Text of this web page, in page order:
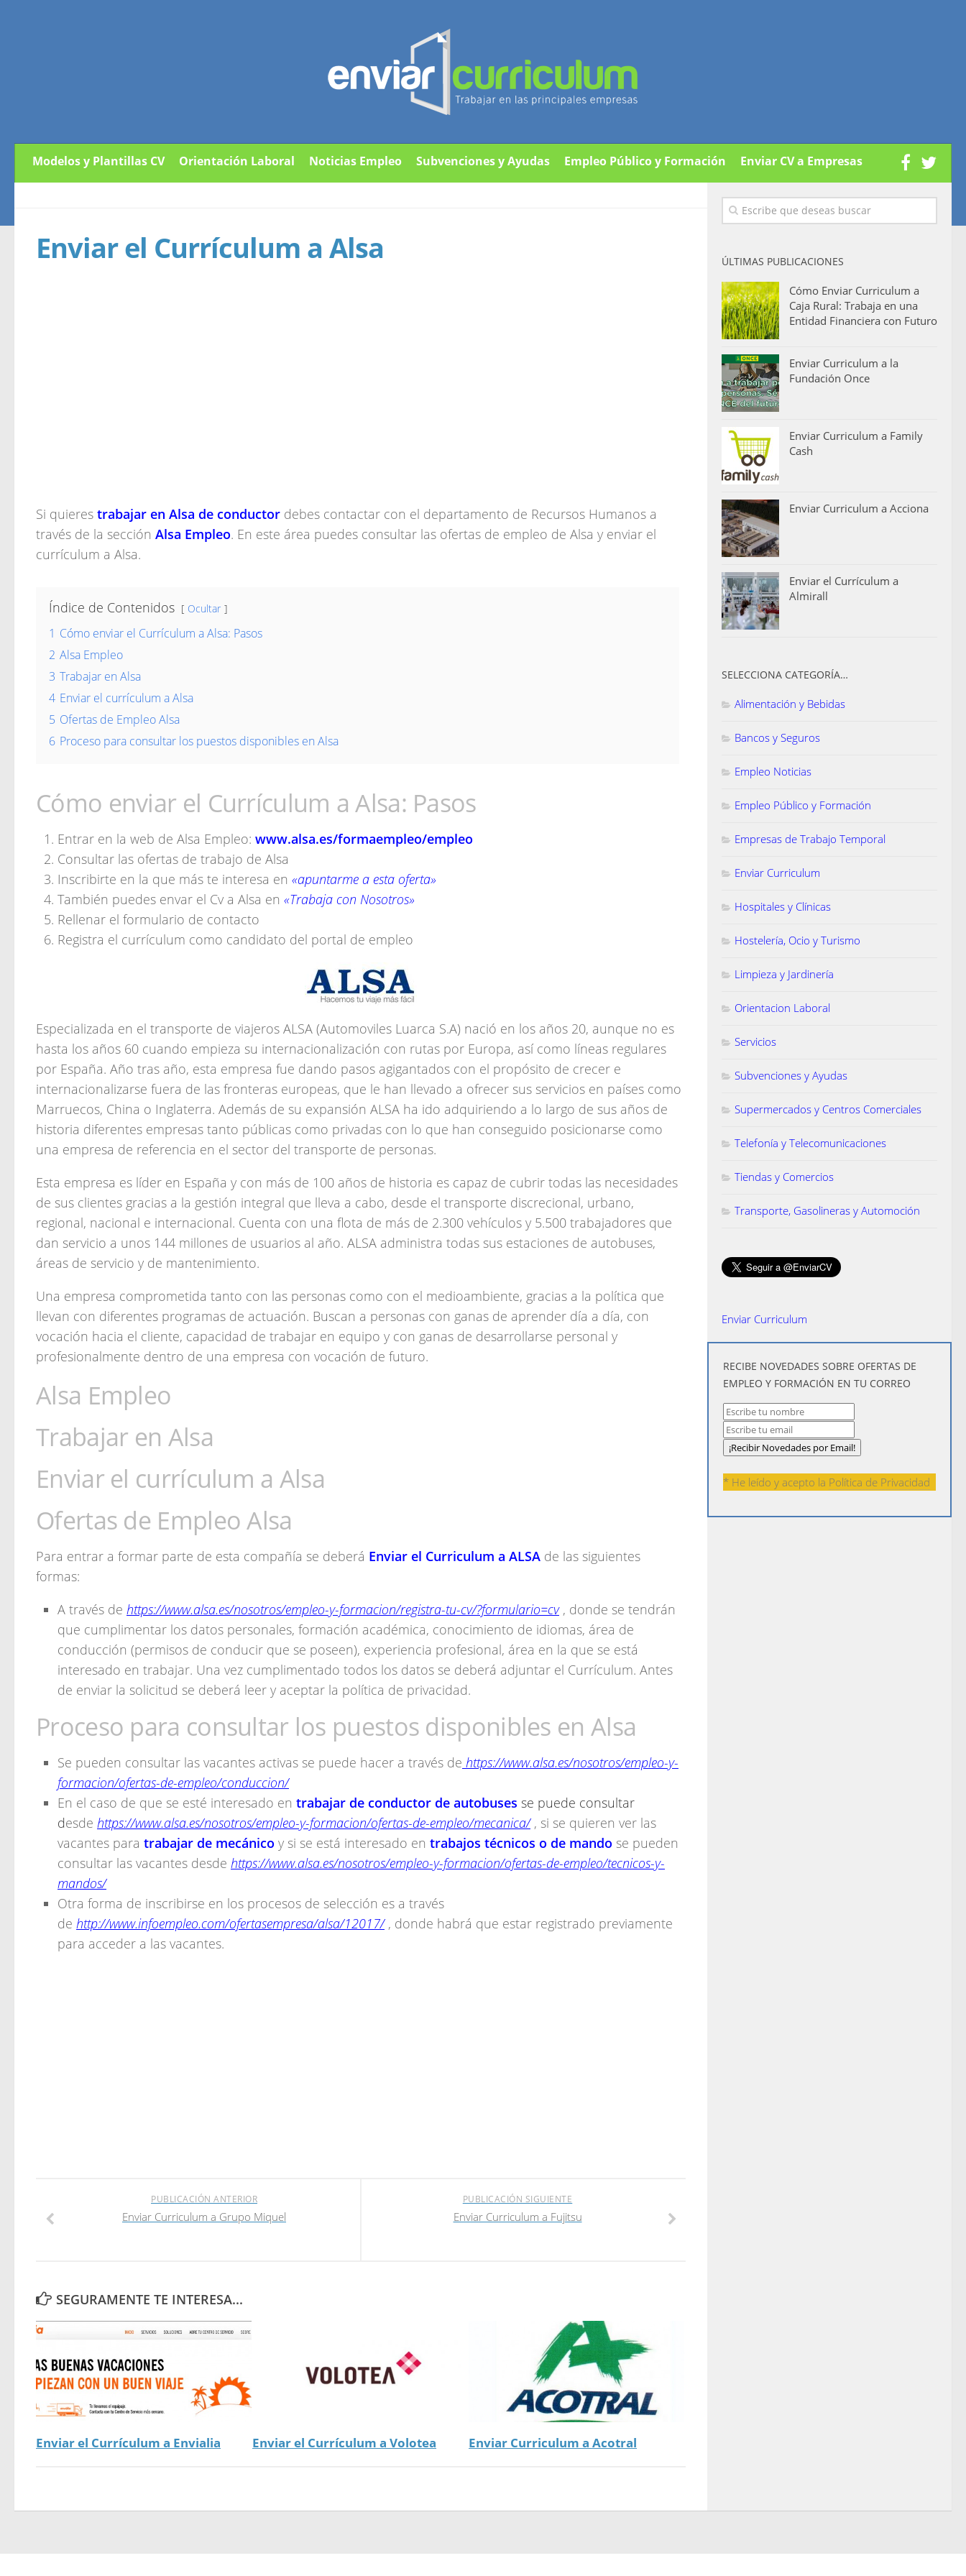
Modelos y Plantillas CV Orientación Laboral Noticias Empleo Subvenciones y Ayudas Empleo Público y Formación Enviar CV a Empresas
Enviar el Currículum a Alsa
Si quieres trabajar en Alsa de conductor debes contactar con el departamento de Recursos Humanos a
través de la sección Alsa Empleo. En este área puedes consultar las ofertas de empleo de Alsa y enviar el
currículum a Alsa.
Índice de Contenidos Ocultar
1 Cómo enviar el Currículum a Alsa: Pasos
2 Alsa Empleo
3 Trabajar en Alsa
4 Enviar el currículum a Alsa
5 Ofertas de Empleo Alsa
6 Proceso para consultar los puestos disponibles en Alsa
Cómo enviar el Currículum a Alsa: Pasos
Entrar en la web de Alsa Empleo: www.alsa.es/formaempleo/empleo
Consultar las ofertas de trabajo de Alsa
Inscribirte en la que más te interesa en «apuntarme a esta oferta»
También puedes envar el Cv a Alsa en «Trabaja con Nosotros»
Rellenar el formulario de contacto
Registra el currículum como candidato del portal de empleo
Especializada en el transporte de viajeros ALSA (Automoviles Luarca S.A) nació en los años 20, aunque no es
hasta los años 60 cuando empieza su internacionalización con rutas por Europa, así como líneas regulares
por España. Año tras año, esta empresa fue dando pasos agigantados con el propósito de crecer e
internacionalizarse fuera de las fronteras europeas, que le han llevado a ofrecer sus servicios en países como
Marruecos, China o Inglaterra. Además de su expansión ALSA ha ido adquiriendo a lo largo de sus años de
historia diferentes empresas tanto públicas como privadas con lo que han conseguido posicionarse como
una empresa de referencia en el sector del transporte de personas.
Esta empresa es líder en España y con más de 100 años de historia es capaz de cubrir todas las necesidades
de sus clientes gracias a la gestión integral que lleva a cabo, desde el transporte discrecional, urbano,
regional, nacional e internacional. Cuenta con una flota de más de 2.300 vehículos y 5.500 trabajadores que
dan servicio a unos 144 millones de usuarios al año. ALSA administra todas sus estaciones de autobuses,
áreas de servicio y de mantenimiento.
Una empresa comprometida tanto con las personas como con el medioambiente, gracias a la política que
llevan con diferentes programas de actuación. Buscan a personas con ganas de aprender día a día, con
vocación hacia el cliente, capacidad de trabajar en equipo y con ganas de desarrollarse personal y
profesionalmente dentro de una empresa con vocación de futuro.
Alsa Empleo
Trabajar en Alsa
Enviar el currículum a Alsa
Ofertas de Empleo Alsa
Para entrar a formar parte de esta compañía se deberá Enviar el Curriculum a ALSA de las siguientes
formas:
A través de https://www.alsa.es/nosotros/empleo-y-formacion/registra-tu-cv/?formulario=cv, donde se tendrán
que cumplimentar los datos personales, formación académica, conocimiento de idiomas, área de
conducción (permisos de conducir que se poseen), experiencia profesional, área en la que se está
interesado en trabajar. Una vez cumplimentado todos los datos se deberá adjuntar el Currículum. Antes
de enviar la solicitud se deberá leer y aceptar la política de privacidad.
Proceso para consultar los puestos disponibles en Alsa
Se pueden consultar las vacantes activas se puede hacer a través de https://www.alsa.es/nosotros/empleo-y-
formacion/ofertas-de-empleo/conduccion/
En el caso de que se esté interesado en trabajar de conductor de autobuses se puede consultar
desde https://www.alsa.es/nosotros/empleo-y-formacion/ofertas-de-empleo/mecanica/, si se quieren ver las
vacantes para trabajar de mecánico y si se está interesado en trabajos técnicos o de mando se pueden
consultar las vacantes desde https://www.alsa.es/nosotros/empleo-y-formacion/ofertas-de-empleo/tecnicos-y-
mandos/
Otra forma de inscribirse en los procesos de selección es a través
de http://www.infoempleo.com/ofertasempresa/alsa/12017/, donde habrá que estar registrado previamente
para acceder a las vacantes.
PUBLICACIÓN SIGUIENTE
Enviar Curriculum a Fujitsu
PUBLICACIÓN ANTERIOR
Enviar Curriculum a Grupo Miquel
SEGURAMENTE TE INTERESA...
Enviar el Currículum a Envialia Enviar el Currículum a Volotea Enviar Curriculum a Acotral
ÚLTIMAS PUBLICACIONES
Cómo Enviar Curriculum a
Caja Rural: Trabaja en una
Entidad Financiera con Futuro
Enviar Curriculum a la
Fundación Once
Enviar Curriculum a Family
Cash
Enviar Curriculum a Acciona
Enviar el Currículum a
Almirall
SELECCIONA CATEGORÍA…
Alimentación y Bebidas
Bancos y Seguros
Empleo Noticias
Empleo Público y Formación
Empresas de Trabajo Temporal
Enviar Curriculum
Hospitales y Clínicas
Hostelería, Ocio y Turismo
Limpieza y Jardinería
Orientacion Laboral
Servicios
Subvenciones y Ayudas
Supermercados y Centros Comerciales
Telefonía y Telecomunicaciones
Tiendas y Comercios
Transporte, Gasolineras y Automoción
Enviar Curriculum
​RECIBE NOVEDADES SOBRE OFERTAS DE
EMPLEO Y FORMACIÓN EN TU CORREO
* He leído y acepto la Política de Privacidad